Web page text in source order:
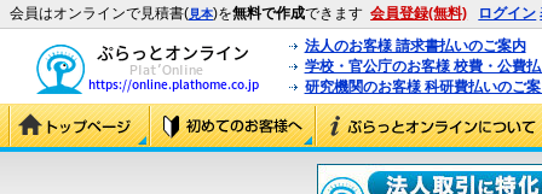
会員はオンラインで見積書(見本)を無料で作成できます 会員登録(無料) ログイン
法人のお客様 請求書払いのご案内
学校・官公庁のお客様 校費・公費
研究機関のお客様 科研費払いのご